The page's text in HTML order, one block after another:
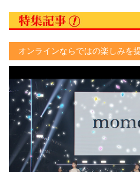
オンラインならではの楽しみを